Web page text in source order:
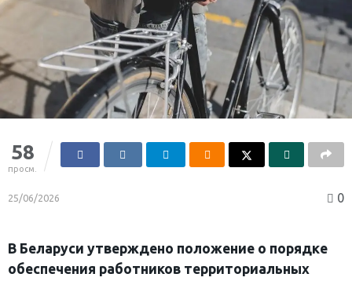
58
просм.
25/06/2026 0
В Беларуси утверждено положение о порядке
обеспечения работников территориальных